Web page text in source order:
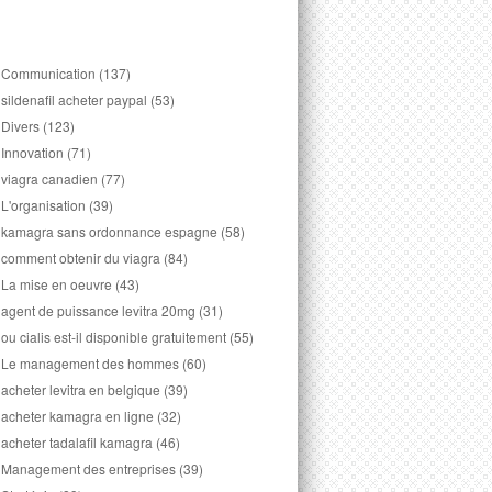
Communication (137)
sildenafil acheter paypal (53)
Divers (123)
Innovation (71)
viagra canadien (77)
L'organisation (39)
kamagra sans ordonnance espagne (58)
comment obtenir du viagra (84)
La mise en oeuvre (43)
agent de puissance levitra 20mg (31)
ou cialis est-il disponible gratuitement (55)
Le management des hommes (60)
acheter levitra en belgique (39)
acheter kamagra en ligne (32)
acheter tadalafil kamagra (46)
Management des entreprises (39)